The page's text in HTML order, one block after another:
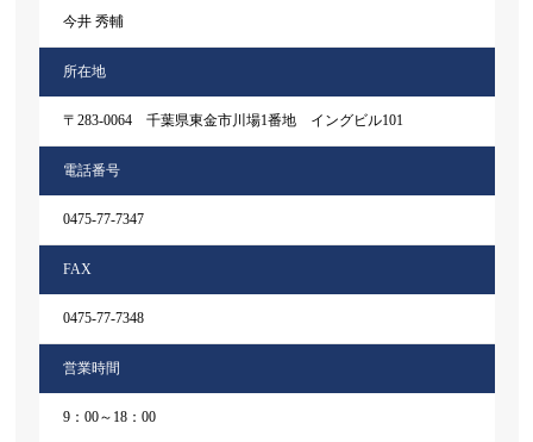
今井 秀輔
所在地
〒283-0064 千葉県東金市川場1番地 イングビル101
電話番号
0475-77-7347
FAX
0475-77-7348
営業時間
9：00～18：00